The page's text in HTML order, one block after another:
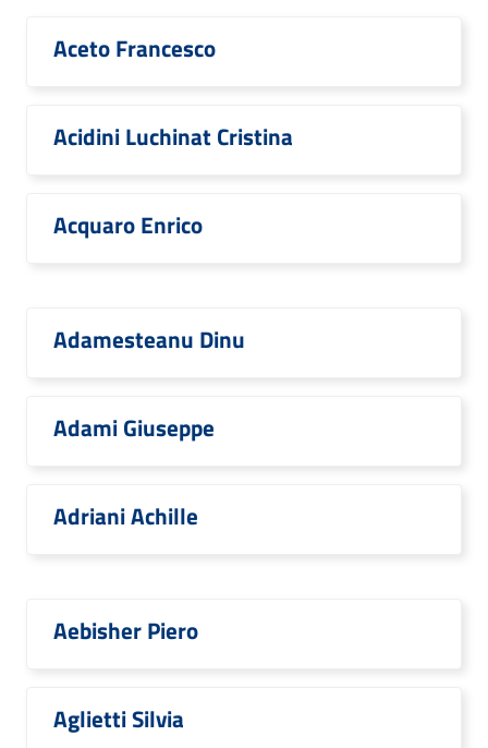
Aceto Francesco
Acidini Luchinat Cristina
Acquaro Enrico
Adamesteanu Dinu
Adami Giuseppe
Adriani Achille
Aebisher Piero
Aglietti Silvia